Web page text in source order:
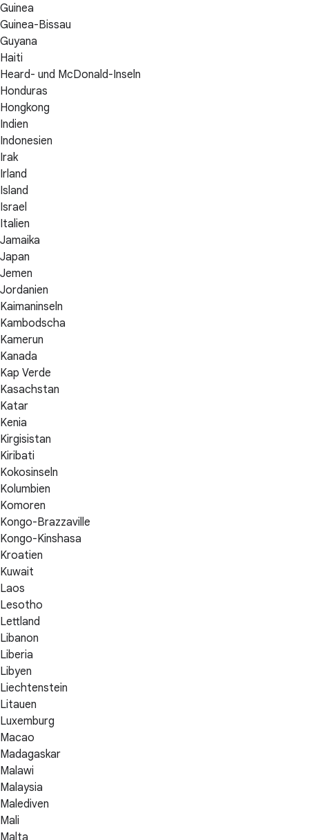
Guinea
Guinea-Bissau
Guyana
Haiti
Heard- und McDonald-Inseln
Honduras
Hongkong
Indien
Indonesien
Irak
Irland
Island
Israel
Italien
Jamaika
Japan
Jemen
Jordanien
Kaimaninseln
Kambodscha
Kamerun
Kanada
Kap Verde
Kasachstan
Katar
Kenia
Kirgisistan
Kiribati
Kokosinseln
Kolumbien
Komoren
Kongo-Brazzaville
Kongo-Kinshasa
Kroatien
Kuwait
Laos
Lesotho
Lettland
Libanon
Liberia
Libyen
Liechtenstein
Litauen
Luxemburg
Macao
Madagaskar
Malawi
Malaysia
Malediven
Mali